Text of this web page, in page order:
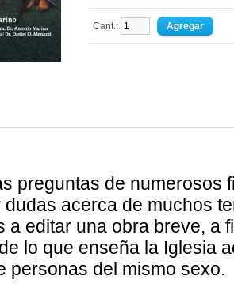
Cant.:
preguntas de numerosos
acerca de muchos
a editar una obra breve, a
lo que enseña la Iglesia
personas del mismo sexo.